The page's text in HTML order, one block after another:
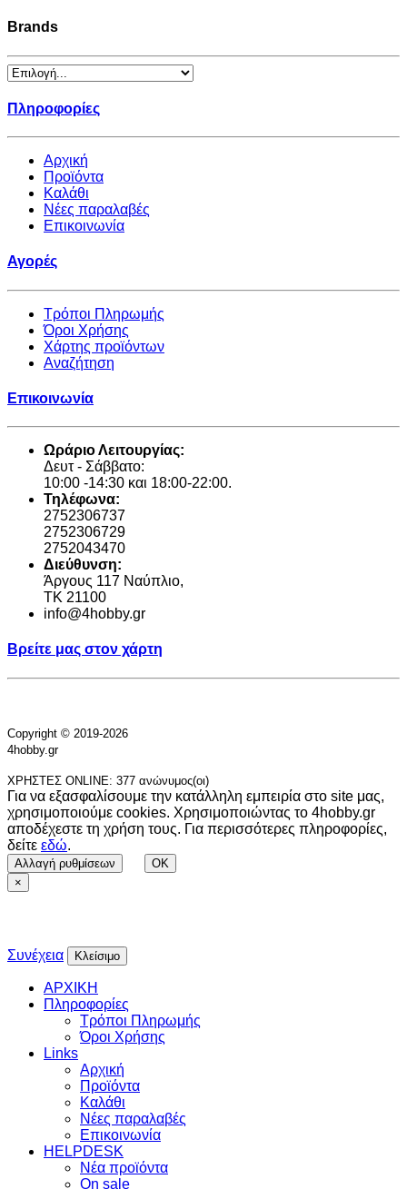
Brands
Πληροφορίες
Αρχική
Προϊόντα
Καλάθι
Νέες παραλαβές
Επικοινωνία
Αγορές
Τρόποι Πληρωμής
Όροι Χρήσης
Χάρτης προϊόντων
Αναζήτηση
Επικοινωνία
Ωράριο Λειτουργίας:
Δευτ - Σάββατο:
10:00 -14:30 και 18:00-22:00.
Τηλέφωνα:
2752306737
2752306729
2752043470
Διεύθυνση:
Άργους 117 Ναύπλιο,
TK 21100
info@4hobby.gr
Βρείτε μας στον χάρτη
Copyright © 2019-2026
4hobby.gr
ΧΡΗΣΤΕΣ ONLINE: 377 ανώνυμος(οι)
Για να εξασφαλίσουμε την κατάλληλη εμπειρία στο site μας,
χρησιμοποιούμε cookies. Χρησιμοποιώντας το 4hobby.gr
αποδέχεστε τη χρήση τους. Για περισσότερες πληροφορίες,
δείτε εδώ.
Αλλαγή ρυθμίσεων
OK
×
Συνέχεια Κλείσιμο
ΑΡΧΙΚΗ
Πληροφορίες
Τρόποι Πληρωμής
Όροι Χρήσης
Links
Αρχική
Προϊόντα
Καλάθι
Νέες παραλαβές
Επικοινωνία
HELPDESK
Νέα προϊόντα
On sale